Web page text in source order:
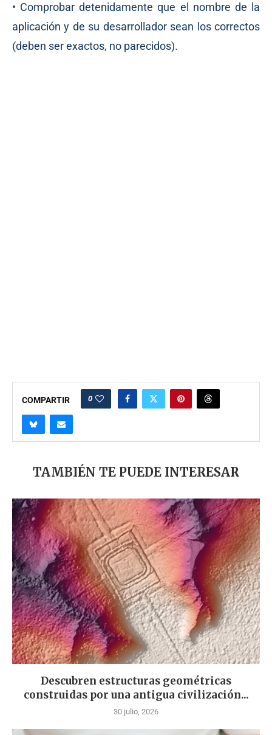
• Comprobar detenidamente que el nombre de la
aplicación y de su desarrollador sean los correctos
(deben ser exactos, no parecidos).
COMPARTIR 0
TAMBIÉN TE PUEDE INTERESAR
Descubren estructuras geométricas
construidas por una antigua civilización...
30 julio, 2026